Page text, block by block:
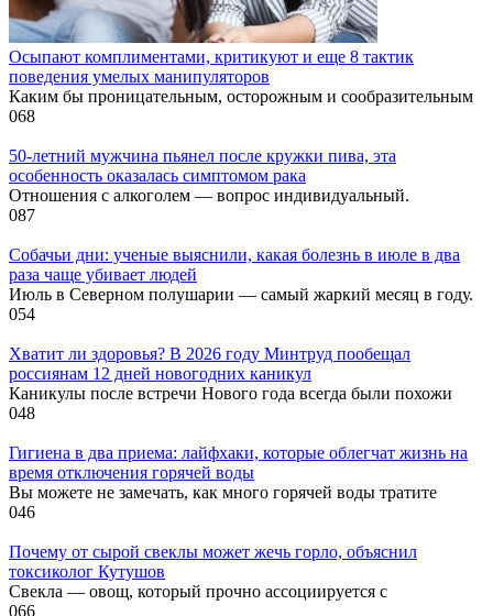
Осыпают комплиментами, критикуют и еще 8 тактик
поведения умелых манипуляторов
Каким бы проницательным, осторожным и сообразительным
068
50-летний мужчина пьянел после кружки пива, эта
особенность оказалась симптомом рака
Отношения с алкоголем — вопрос индивидуальный.
087
Собачьи дни: ученые выяснили, какая болезнь в июле в два
раза чаще убивает людей
Июль в Северном полушарии — самый жаркий месяц в году.
054
Хватит ли здоровья? В 2026 году Минтруд пообещал
россиянам 12 дней новогодних каникул
Каникулы после встречи Нового года всегда были похожи
048
Гигиена в два приема: лайфхаки, которые облегчат жизнь на
время отключения горячей воды
Вы можете не замечать, как много горячей воды тратите
046
Почему от сырой свеклы может жечь горло, объяснил
токсиколог Кутушов
Свекла — овощ, который прочно ассоциируется с
066